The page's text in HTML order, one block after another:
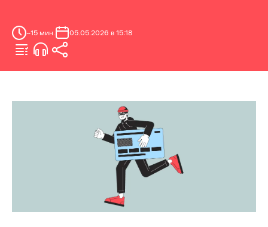
~15 мин. 05.05.2026 в 15:18